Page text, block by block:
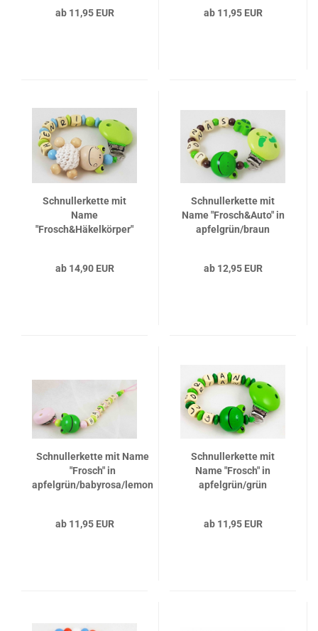
ab 11,95 EUR
ab 11,95 EUR
Schnullerkette mit
Name
"Frosch&Häkelkörper"
ab 14,90 EUR
Schnullerkette mit
Name "Frosch&Auto" in
apfelgrün/braun
ab 12,95 EUR
Schnullerkette mit Name
"Frosch" in
apfelgrün/babyrosa/lemon
ab 11,95 EUR
Schnullerkette mit
Name "Frosch" in
apfelgrün/grün
ab 11,95 EUR